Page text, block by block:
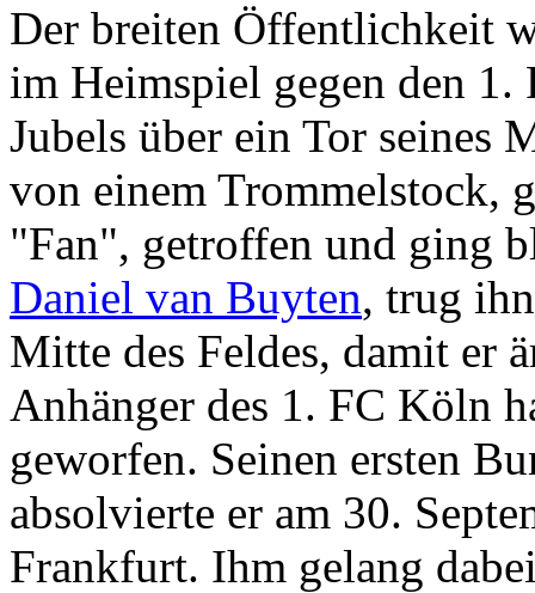
Der breiten Öffentlichkeit
im Heimspiel gegen den
Jubels über ein Tor seines
von einem Trommelstock,
"Fan", getroffen und ging
Daniel van Buyten, trug
Mitte des Feldes, damit er
Anhänger des 1. FC Köln
geworfen. Seinen ersten
absolvierte er am 30.
Frankfurt. Ihm gelang